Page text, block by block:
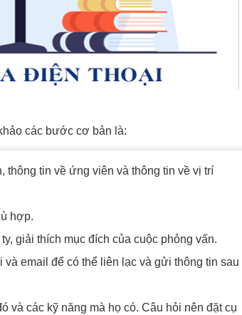
các bước cơ bản là:
thông tin về ứng viên và thông tin về vị trí
hợp.
giải thích mục đích của cuộc phỏng vấn.
email để có thể liên lạc và gửi thông tin sau
và các kỹ năng mà họ có. Câu hỏi nên đặt cụ